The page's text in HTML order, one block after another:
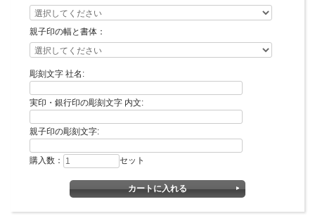
親子印の幅と書体：
彫刻文字 社名:
実印・銀行印の彫刻文字 内文:
親子印の彫刻文字:
購入数： セット